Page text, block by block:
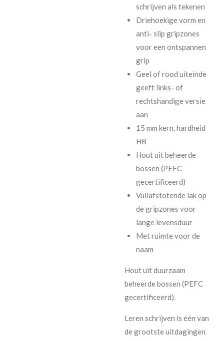
schrijven als tekenen
Driehoekige vorm en
anti- slip gripzones
voor een ontspannen
grip
Geel of rood uiteinde
geeft links- of
rechtshandige versie
aan
15 mm kern, hardheid
HB
Hout uit beheerde
bossen (PEFC
gecertificeerd)
Vuilafstotende lak op
de gripzones voor
lange levensduur
Met ruimte voor de
naam
Hout uit duurzaam
beheerde bossen (PEFC
gecertificeerd).
Leren schrijven is één van
de grootste uitdagingen